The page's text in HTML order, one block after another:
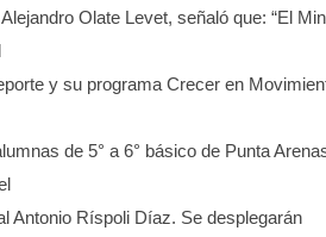
Olate Levet, señaló que: “El
y su programa Crecer en
de 5° a 6° básico de Punta
Antonio Ríspoli Díaz. Se desplegarán